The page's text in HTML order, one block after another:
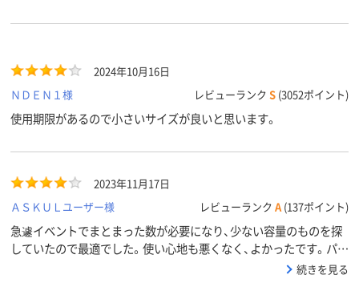
2024年10月16日
ＮＤＥＮ１様
レビューランク S (3052ポイント)
使用期限があるので小さいサイズが良いと思います。
2023年11月17日
ＡＳＫＵＬユーザー様
レビューランク A (137ポイント)
急遽イベントでまとまった数が必要になり、少ない容量のものを探
していたので最適でした。使い心地も悪くなく、よかったです。パッ
ケージも可愛いですよね。強いて言えば、8本入りくらいのがあった
続きを見る